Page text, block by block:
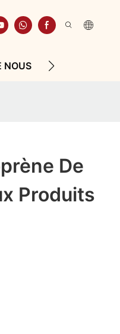
NOUS RESSOURCE
De
Produits